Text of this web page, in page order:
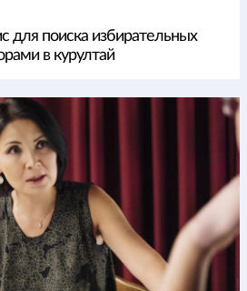
для поиска избирательных
в курултай